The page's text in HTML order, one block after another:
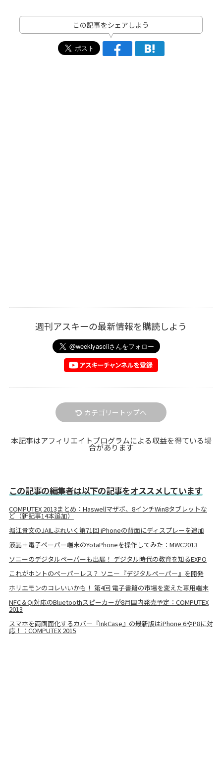
この記事をシェアしよう
週刊アスキーの最新情報を購読しよう
カテゴリートップへ
本記事はアフィリエイトプログラムによる収益を得ている場
合があります
この記事の編集者は以下の記事をオススメしています
COMPUTEX 2013まとめ：Haswellマザボ、8インチWin8タブレットな
ど（新記事14本追加）
堀江貴文のJAILぶれいく第71回 iPhoneの背面にディスプレーを追加
液晶＋電子ペーパー端末のYotaPhoneを操作してみた：MWC2013
ソニーのデジタルペーパーも出展！ デジタル時代の教育を知るEXPO
これがホントのペーパーレス？ ソニー『デジタルペーパー』を開発
ホリエモンのコレいいかも！ 第4回 電子書籍の市場を変えた専用端末
NFC＆Qi対応のBluetoothスピーカーが8月国内発売予定：COMPUTEX
2013
スマホを両画面化するカバー『InkCase』の最新版はiPhone 6やP8に対
応！：COMPUTEX 2015